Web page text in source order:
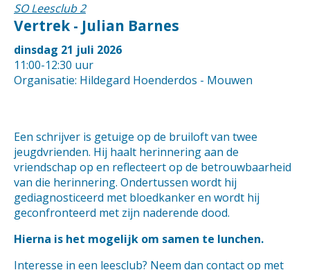
SO Leesclub 2
Vertrek - Julian Barnes
dinsdag 21 juli 2026
11:00-12:30 uur
Organisatie: Hildegard Hoenderdos - Mouwen
Een schrijver is getuige op de bruiloft van twee
jeugdvrienden. Hij haalt herinnering aan de
vriendschap op en reflecteert op de betrouwbaarheid
van die herinnering. Ondertussen wordt hij
gediagnosticeerd met bloedkanker en wordt hij
geconfronteerd met zijn naderende dood.
Hierna is het mogelijk om samen te lunchen.
Interesse in een leesclub? Neem dan contact op met